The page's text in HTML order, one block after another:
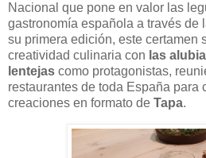
Nacional que pone en valor las
gastronomía española a través de
su primera edición, este certamen
creatividad culinaria con las
lentejas como protagonistas,
restaurantes de toda España para
creaciones en formato de Tapa.